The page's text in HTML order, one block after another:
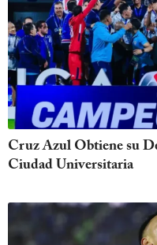
Cruz Azul Obtiene su
Ciudad Universitaria